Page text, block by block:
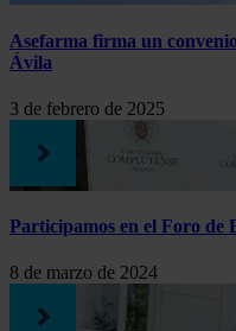
Asefarma firma un
Ávila
3 de febrero de 2025
Participamos en el Foro de
8 de marzo de 2024